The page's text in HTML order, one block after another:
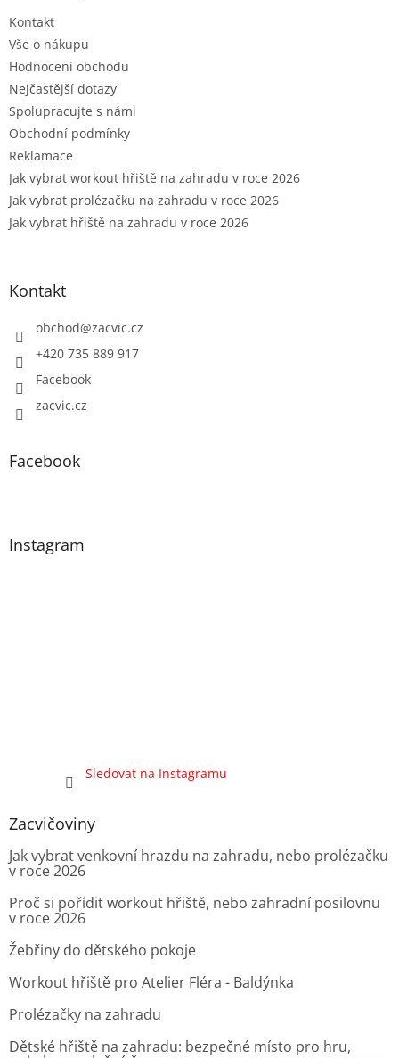
Kontakt
Vše o nákupu
Hodnocení obchodu
Nejčastější dotazy
Spolupracujte s námi
Obchodní podmínky
Reklamace
Jak vybrat workout hřiště na zahradu v roce 2026
Jak vybrat prolézačku na zahradu v roce 2026
Jak vybrat hřiště na zahradu v roce 2026
Kontakt
obchod@zacvic.cz
+420 735 889 917
Facebook
zacvic.cz
Facebook
Instagram
Sledovat na Instagramu
Zacvičoviny
Jak vybrat venkovní hrazdu na zahradu, nebo prolézačku
v roce 2026
Proč si pořídit workout hřiště, nebo zahradní posilovnu
v roce 2026
Žebřiny do dětského pokoje
Workout hřiště pro Atelier Fléra - Baldýnka
Prolézačky na zahradu
Dětské hřiště na zahradu: bezpečné místo pro hru,